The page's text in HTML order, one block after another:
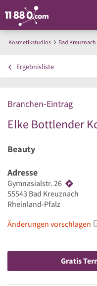
Kosmetikstudios Bad Kreuznach
Ergebnisliste
Branchen-Eintrag
Elke Bottlender
Beauty
Adresse
Gymnasialstr. 26
55543 Bad Kreuznach
Rheinland-Pfalz
Änderungen vorschlagen
Gratis